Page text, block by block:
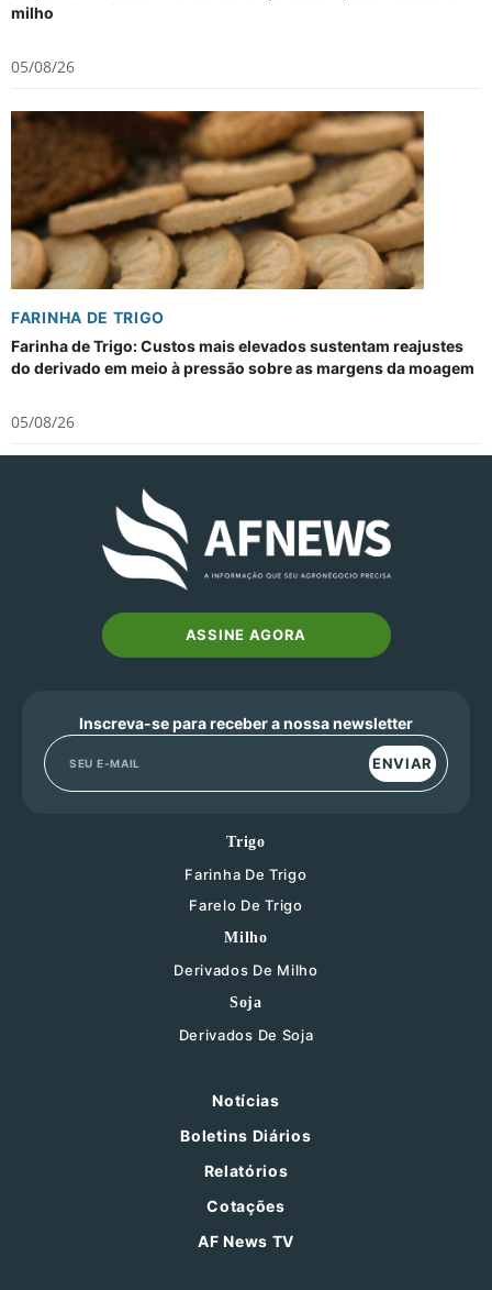
milho
05/08/26
FARINHA DE TRIGO
Farinha de Trigo: Custos mais elevados sustentam reajustes
do derivado em meio à pressão sobre as margens da moagem
05/08/26
ASSINE AGORA
Inscreva-se para receber a nossa newsletter
ENVIAR
Trigo
Farinha De Trigo
Farelo De Trigo
Milho
Derivados De Milho
Soja
Derivados De Soja
Notícias
Boletins Diários
Relatórios
Cotações
AF News TV